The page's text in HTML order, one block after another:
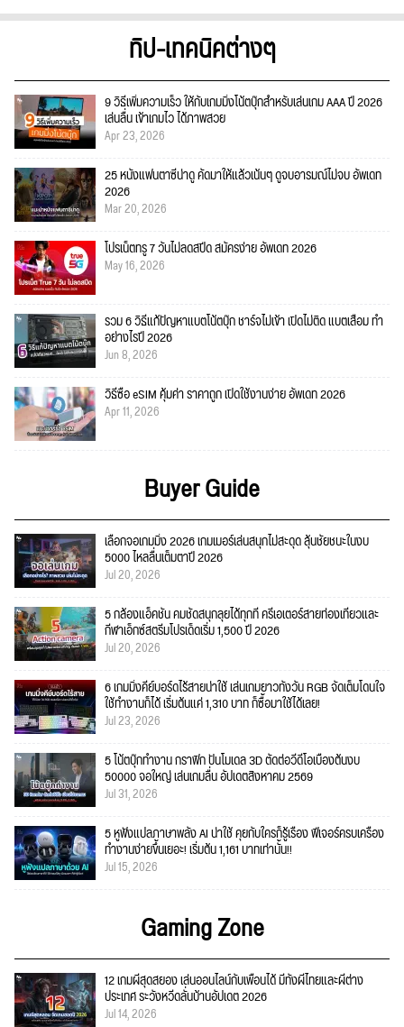
ทิป-เทคนิคต่างๆ
9 วิธีเพิ่มความเร็ว ให้กับเกมมิ่งโน้ตบุ๊กสำหรับเล่นเกม AAA ปี 2026
เล่นลื่น เข้าเกมไว ได้ภาพสวย
Apr 23, 2026
25 หนังแฟนตาซีน่าดู คัดมาให้แล้วเน้นๆ ดูจบอารมณ์ไม่จบ อัพเดท
2026
Mar 20, 2026
โปรเน็ตทรู 7 วันไม่ลดสปีด สมัครง่าย อัพเดท 2026
May 16, 2026
รวม 6 วิธีแก้ปัญหาแบตโน้ตบุ๊ก ชาร์จไม่เข้า เปิดไม่ติด แบตเสื่อม ทำ
อย่างไรปี 2026
Jun 8, 2026
วิธีซื้อ eSIM คุ้มค่า ราคาถูก เปิดใช้งานง่าย อัพเดท 2026
Apr 11, 2026
Buyer Guide
เลือกจอเกมมิ่ง 2026 เกมเมอร์เล่นสนุกไม่สะดุด ลุ้นชัยชนะในงบ
5000 ไหลลื่นเต็มตาปี 2026
Jul 20, 2026
5 กล้องแอ็คชั่น คมชัดสนุกลุยได้ทุกที่ ครีเอเตอร์สายท่องเที่ยวและ
กีฬาเอ็กซ์สตรีมโปรเด็ดเริ่ม 1,500 ปี 2026
Jul 20, 2026
6 เกมมิ่งคีย์บอร์ดไร้สายน่าใช้ เล่นเกมยาวทั้งวัน RGB จัดเต็มโดนใจ
ใช้ทำงานก็ได้ เริ่มต้นแค่ 1,310 บาท ก็ซื้อมาใช้ได้เลย!
Jul 23, 2026
5 โน้ตบุ๊กทำงาน กราฟิก ปั้นโมเดล 3D ตัดต่อวีดีโอเบื้องต้นงบ
50000 จอใหญ่ เล่นเกมลื่น อัปเดตสิงหาคม 2569
Jul 31, 2026
5 หูฟังแปลภาษาพลัง AI น่าใช้ คุยกับใครก็รู้เรื่อง ฟีเจอร์ครบเครื่อง
ทำงานง่ายขึ้นเยอะ! เริ่มต้น 1,161 บาทเท่านั้น!!
Jul 15, 2026
Gaming Zone
12 เกมผีสุดสยอง เล่นออนไลน์กับเพื่อนได้ มีทั้งผีไทยและผีต่าง
ประเทศ ระวังหวีดลั่นบ้านอัปเดต 2026
Jul 14, 2026